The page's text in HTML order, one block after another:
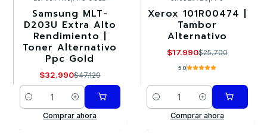
-30%
Samsung MLT-
D203U Extra Alto
Rendimiento |
Toner Alternativo
Ppc Gold
$32.990$47.129
Cantidad
Comprar ahora
-30%
Xerox 101R00474 |
Tambor
Alternativo
$17.990$25.700
5.0
Cantidad
Comprar ahora